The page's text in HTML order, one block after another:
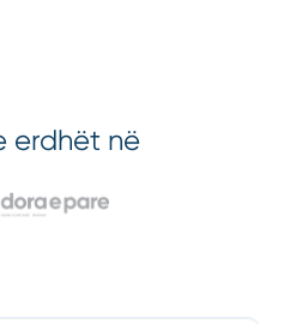
erdhët në